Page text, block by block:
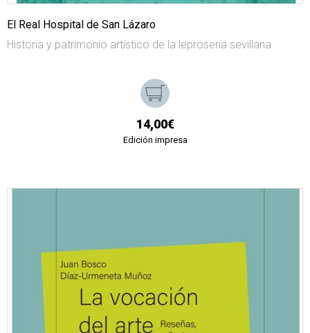
El Real Hospital de San Lázaro
Historia y patrimonio artístico de la leprosería sevillana
14,00€
Edición impresa